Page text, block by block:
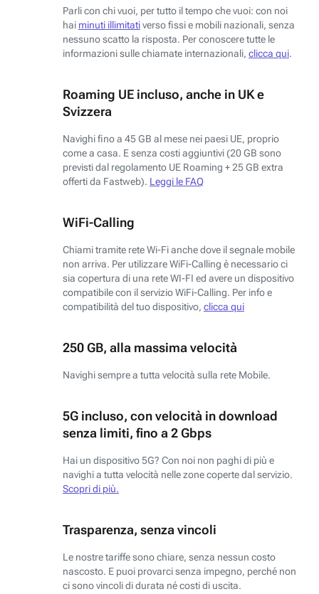
Parli con chi vuoi, per tutto il tempo che vuoi: con noi
hai minuti illimitativerso fissi e mobili nazionali, senza
nessuno scatto la risposta. Per conoscere tutte le
informazioni sulle chiamate internazionali, clicca qui.
Roaming UE incluso, anche in UK e
Svizzera
Navighi fino a 45 GB al mese nei paesi UE, proprio
come a casa. E senza costi aggiuntivi (20 GB sono
previsti dal regolamento UE Roaming + 25 GB extra
offerti da Fastweb). Leggi le FAQ
WiFi-Calling
Chiami tramite rete Wi-Fi anche dove il segnale mobile
non arriva. Per utilizzare WiFi-Calling è necessario ci
sia copertura di una rete WI-FI ed avere un dispositivo
compatibile con il servizio WiFi-Calling. Per info e
compatibilità del tuo dispositivo, clicca qui
250 GB, alla massima velocità
Navighi sempre a tutta velocità sulla rete Mobile.
5G incluso, con velocità in download
senza limiti, fino a 2 Gbps
Hai un dispositivo 5G? Con noi non paghi di più e
navighi a tutta velocità nelle zone coperte dal servizio.
Scopri di più.
Trasparenza, senza vincoli
Le nostre tariffe sono chiare, senza nessun costo
nascosto. E puoi provarci senza impegno, perché non
ci sono vincoli di durata né costi di uscita.